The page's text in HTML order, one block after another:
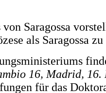
Saragossa
als Saragossa zu
16, Madrid, 16.
für das